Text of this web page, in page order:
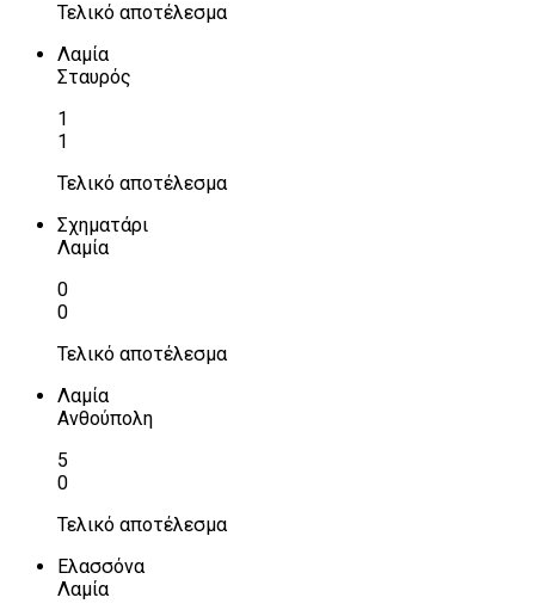
Τελικό αποτέλεσμα
Λαμία
Σταυρός
1
1
Τελικό αποτέλεσμα
Σχηματάρι
Λαμία
0
0
Τελικό αποτέλεσμα
Λαμία
Ανθούπολη
5
0
Τελικό αποτέλεσμα
Ελασσόνα
Λαμία